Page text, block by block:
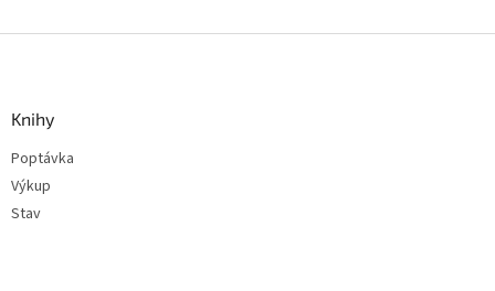
Knihy
Poptávka
Výkup
Stav